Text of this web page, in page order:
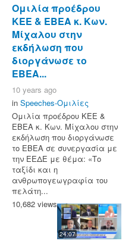
Ομιλία προέδρου
ΚΕΕ & ΕΒΕΑ κ. Κων.
Μίχαλου στην
εκδήλωση που
διοργάνωσε το
ΕΒΕΑ...
10 years ago
in Speeches-Ομιλίες
Ομιλία προέδρου ΚΕΕ &
ΕΒΕΑ κ. Κων. Μίχαλου στην
εκδήλωση που διοργάνωσε
το ΕΒΕΑ σε συνεργασία με
την ΕΕΔΕ με θέμα: «Το
ταξίδι και η
ανθρωπογεωγραφία του
πελάτη...
10,682 views
24:07